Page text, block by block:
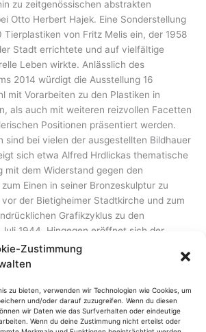
Zustimmung
zu bieten, verwenden wir Technologien wie Cookies, um
und/oder darauf zuzugreifen. Wenn du diesen
wir Daten wie das Surfverhalten oder eindeutige
Wenn du deine Zustimmung nicht erteilst oder
zu zeitgenössischen abstrakten
Otto Herbert Hajek. Eine Sonderstellung
Tierplastiken von Fritz Melis ein, der 1958
Stadt errichtete und auf vielfältige
Leben wirkte. Anlässlich des
2014 würdigt die Ausstellung 16
mit Vorarbeiten zu den Plastiken in
als auch mit weiteren reizvollen Facetten
Positionen präsentiert werden.
sind bei vielen der ausgestellten Bildhauer
sich etwa Alfred Hrdlickas thematische
mit dem Widerstand gegen den
Einen in seiner Bronzeskulptur zu
der Bietigheimer Stadtkirche und zum
Grafikzyklus zu den
1944. Hingegen eröffnet sich der
dessen »Kunstläuferin« und
Grundformen reduziert, dennoch
Kleinskulpturen. Damit
die Bietigheimer Skulpturen in den
der einzelnen Bildhauer gestellt –